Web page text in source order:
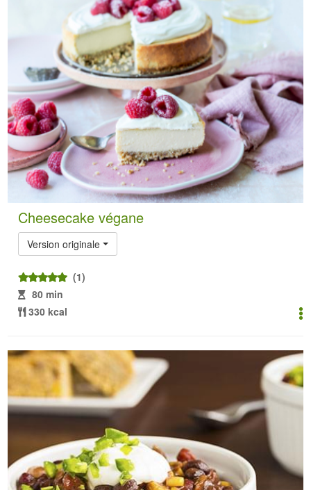
Cheesecake végane
Version originale
(1)
80 min
330 kcal